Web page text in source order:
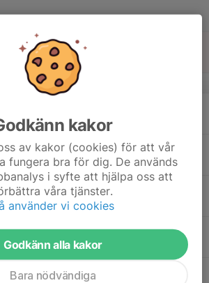
v.34
kakor
av kakor (cookies) för att vår
fungera bra för dig. De används
i syfte att hjälpa oss att
våra tjänster.
använder vi cookies
Godkänn alla kakor
Bara nödvändiga